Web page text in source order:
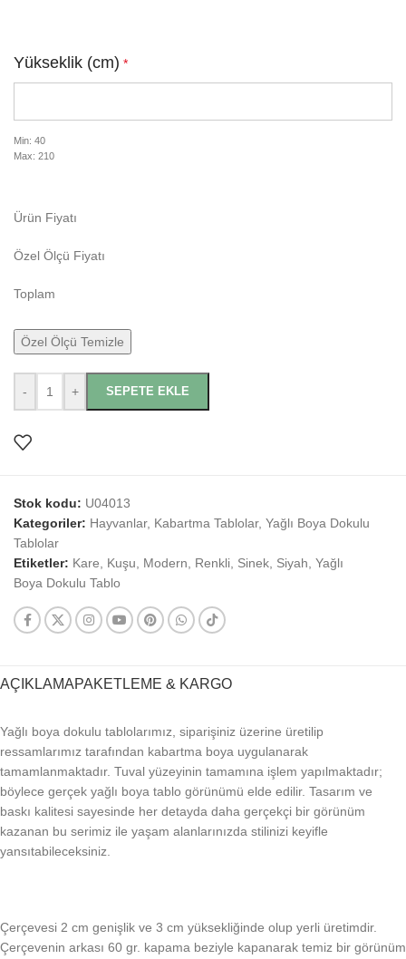
Yükseklik (cm) *
Min: 40
Max: 210
Ürün Fiyatı
Özel Ölçü Fiyatı
Toplam
Özel Ölçü Temizle
- + SEPETE EKLE
Stok kodu: U04013
Kategoriler: Hayvanlar, Kabartma Tablolar, Yağlı Boya Dokulu
Tablolar
Etiketler: Kare, Kuşu, Modern, Renkli, Sinek, Siyah, Yağlı
Boya Dokulu Tablo
AÇIKLAMAPAKETLEME & KARGO
Yağlı boya dokulu tablolarımız, siparişiniz üzerine üretilip
ressamlarımız tarafından kabartma boya uygulanarak
tamamlanmaktadır. Tuval yüzeyinin tamamına işlem yapılmaktadır;
böylece gerçek yağlı boya tablo görünümü elde edilir. Tasarım ve
baskı kalitesi sayesinde her detayda daha gerçekçi bir görünüm
kazanan bu serimiz ile yaşam alanlarınızda stilinizi keyifle
yansıtabileceksiniz.
Çerçevesi 2 cm genişlik ve 3 cm yüksekliğinde olup yerli üretimdir.
Çerçevenin arkası 60 gr. kapama beziyle kapanarak temiz bir görünüm